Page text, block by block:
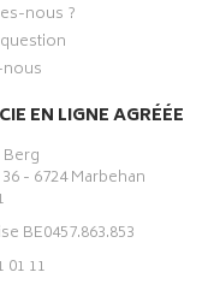
nous ?
EN LIGNE AGRÉÉE
- 6724 Marbehan
BE0457.863.853
01 11‬